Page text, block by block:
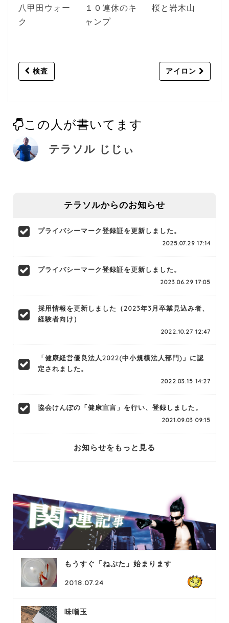
八甲田ウォー
ク
１０連休のキ
ャンプ
桜と岩木山
Post
navigation
検査 アイロン
この人が書いてます
テラソル じじぃ
テラソルからのお知らせ
プライバシーマーク登録証を更新しました。
2025.07.29 17:14
プライバシーマーク登録証を更新しました。
2023.06.29 17:05
採用情報を更新しました（2023年3月卒業見込み者、
経験者向け）
2022.10.27 12:47
「健康経営優良法人2022(中小規模法人部門)」に認
定されました。
2022.03.15 14:27
協会けんぽの「健康宣言」を行い、登録しました。
2021.09.03 09:15
お知らせをもっと見る
もうすぐ「ねぷた」始まります
2018.07.24
味噌玉